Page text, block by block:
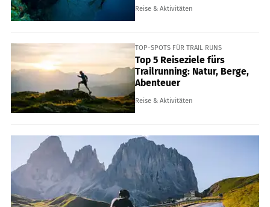
Reise & Aktivitäten
TOP-SPOTS FÜR TRAIL RUNS
Top 5 Reiseziele fürs
Trailrunning: Natur, Berge,
Abenteuer
Reise & Aktivitäten